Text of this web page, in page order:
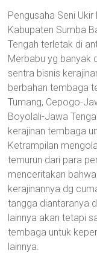
Pengusaha Seni
Kabupaten Sumba
Tengah terletak di
Merbabu yg banyak
sentra bisnis
berbahan tembaga
Tumang, Cepogo-
Boyolali-Jawa
kerajinan tembaga
Ketrampilan
temurun dari para
menceritakan
kerajinannya dg
tangga diantaranya
lainnya akan tetapi
tembaga untuk
lainnya.